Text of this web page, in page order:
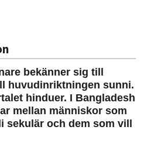
bekänner sig till
huvudinriktningen sunni.
hinduer. I Bangladesh
mellan människor som
och dem som vill